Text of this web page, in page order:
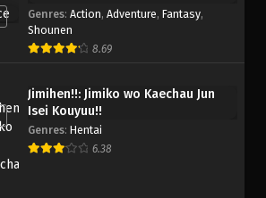
Genres: Action, Adventure, Fantasy,
Shounen
8.69
Jimihen!!: Jimiko wo Kaechau Jun
Isei Kouyuu!!
Genres: Hentai
6.38